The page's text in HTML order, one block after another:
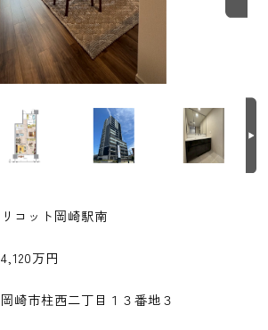
リコット岡崎駅南
4,120万円
岡崎市柱西二丁目１３番地３